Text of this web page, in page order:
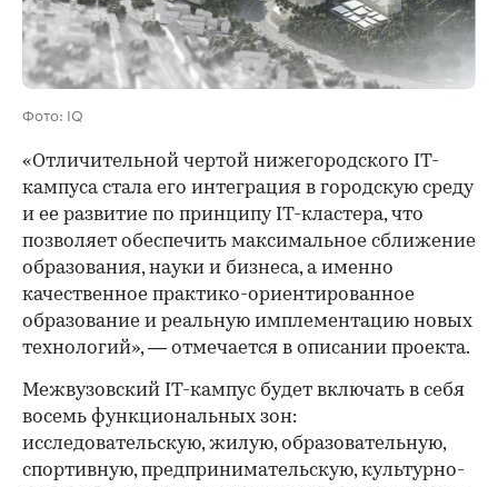
Фото: IQ
00:00
«Отличительной чертой нижегородского IT-
кампуса стала его интеграция в городскую среду
и ее развитие по принципу IT-кластера, что
позволяет обеспечить максимальное сближение
образования, науки и бизнеса, а именно
качественное практико-ориентированное
образование и реальную имплементацию новых
технологий», — отмечается в описании проекта.
Межвузовский IT-кампус будет включать в себя
восемь функциональных зон:
исследовательскую, жилую, образовательную,
спортивную, предпринимательскую, культурно-